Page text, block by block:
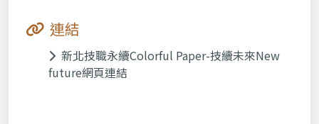
連結
新北技職永續Colorful Paper-技續未來New
future網頁連結